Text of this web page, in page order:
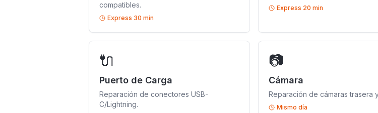
compatibles.
Express 30 min
Express 20 min
🔌
Puerto de Carga
Reparación de conectores USB-
C/Lightning.
📷
Cámara
Reparación de cámaras trasera
Mismo día